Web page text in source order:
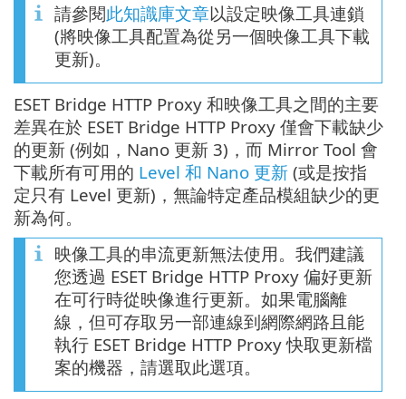
請參閱此知識庫文章以設定映像工具連鎖
(將映像工具配置為從另一個映像工具下載
更新)。
ESET Bridge HTTP Proxy 和映像工具之間的主要
差異在於 ESET Bridge HTTP Proxy 僅會下載缺少
的更新 (例如，Nano 更新 3)，而 Mirror Tool 會
下載所有可用的 Level 和 Nano 更新 (或是按指
定只有 Level 更新)，無論特定產品模組缺少的更
新為何。
映像工具的串流更新無法使用。我們建議
您透過 ESET Bridge HTTP Proxy 偏好更新
在可行時從映像進行更新。如果電腦離
線，但可存取另一部連線到網際網路且能
執行 ESET Bridge HTTP Proxy 快取更新檔
案的機器，請選取此選項。